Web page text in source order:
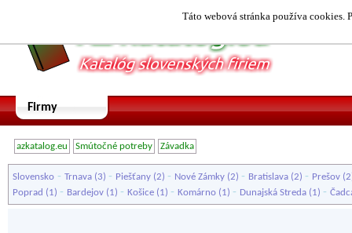
Táto webová stránka používa cookies.
Firmy
azkatalog.eu Smútočné potreby Závadka
Slovensko - Trnava (3) - Piešťany (2) - Nové Zámky (2) - Bratislava (2) - Prešov
Poprad (1) - Bardejov (1) - Košice (1) - Komárno (1) - Dunajská Streda (1) -